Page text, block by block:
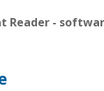
Reader -